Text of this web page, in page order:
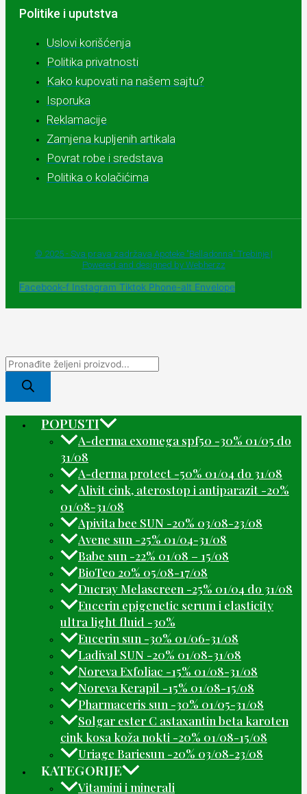
Politike i uputstva
Uslovi korišćenja
Politika privatnosti
Kako kupovati na našem sajtu?
Isporuka
Reklamacije
Zamjena kupljenih artikala
Povrat robe i sredstava
Politika o kolačićima
© 2025 - Sva prava zadržava Apoteke "Belladonna" Trebinje |
Powered and designed by Webherzz
Facebook-f Instagram Tiktok Phone-alt Envelope
POPUSTI
A-derma exomega spf50 -30% 01/05 do
31/08
A-derma protect -50% 01/04 do 31/08
Alivit cink, aterostop i antiparazit -20%
01/08-31/08
Apivita bee SUN -20% 03/08-23/08
Avene sun -25% 01/04-31/08
Babe sun -22% 01/08 – 15/08
BioTeo 20% 05/08-17/08
Ducray Melascreen -25% 01/04 do 31/08
Eucerin epigenetic serum i elasticity
ultra light fluid -30%
Eucerin sun -30% 01/06-31/08
Ladival SUN -20% 01/08-31/08
Noreva Exfoliac -15% 01/08-31/08
Noreva Kerapil -15% 01/08-15/08
Pharmaceris sun -30% 01/05-31/08
Solgar ester C astaxantin beta karoten
cink kosa koža nokti -20% 01/08-15/08
Uriage Bariesun -20% 03/08-23/08
KATEGORIJE
Vitamini i minerali